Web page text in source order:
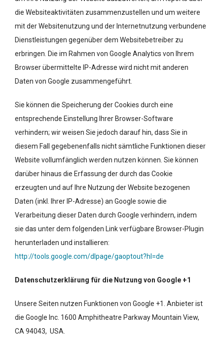
die Websiteaktivitäten zusammenzustellen und um weitere
mit der Websitenutzung und der Internetnutzung verbundene
Dienstleistungen gegenüber dem Websitebetreiber zu
erbringen. Die im Rahmen von Google Analytics von Ihrem
Browser übermittelte IP-Adresse wird nicht mit anderen
Daten von Google zusammengeführt.
Sie können die Speicherung der Cookies durch eine
entsprechende Einstellung Ihrer Browser-Software
verhindern; wir weisen Sie jedoch darauf hin, dass Sie in
diesem Fall gegebenenfalls nicht sämtliche Funktionen dieser
Website vollumfänglich werden nutzen können. Sie können
darüber hinaus die Erfassung der durch das Cookie
erzeugten und auf Ihre Nutzung der Website bezogenen
Daten (inkl. Ihrer IP-Adresse) an Google sowie die
Verarbeitung dieser Daten durch Google verhindern, indem
sie das unter dem folgenden Link verfügbare Browser-Plugin
herunterladen und installieren:
http://tools.google.com/dlpage/gaoptout?hl=de
Datenschutzerklärung für die Nutzung von Google +1
Unsere Seiten nutzen Funktionen von Google +1. Anbieter ist
die Google Inc. 1600 Amphitheatre Parkway Mountain View,
CA 94043, USA.